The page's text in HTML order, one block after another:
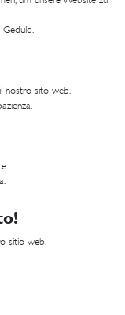
nostro sito web.
sitio web.